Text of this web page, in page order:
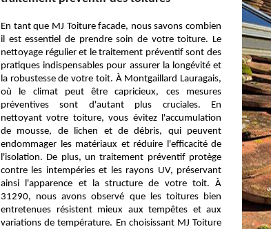
En tant que MJ Toiture facade, nous savons combien
il est essentiel de prendre soin de votre toiture. Le
nettoyage régulier et le traitement préventif sont des
pratiques indispensables pour assurer la longévité et
la robustesse de votre toit. À Montgaillard Lauragais,
où le climat peut être capricieux, ces mesures
préventives sont d'autant plus cruciales. En
nettoyant votre toiture, vous évitez l'accumulation
de mousse, de lichen et de débris, qui peuvent
endommager les matériaux et réduire l'efficacité de
l'isolation. De plus, un traitement préventif protège
contre les intempéries et les rayons UV, préservant
ainsi l'apparence et la structure de votre toit. À
31290, nous avons observé que les toitures bien
entretenues résistent mieux aux tempêtes et aux
variations de température. En choisissant MJ Toiture